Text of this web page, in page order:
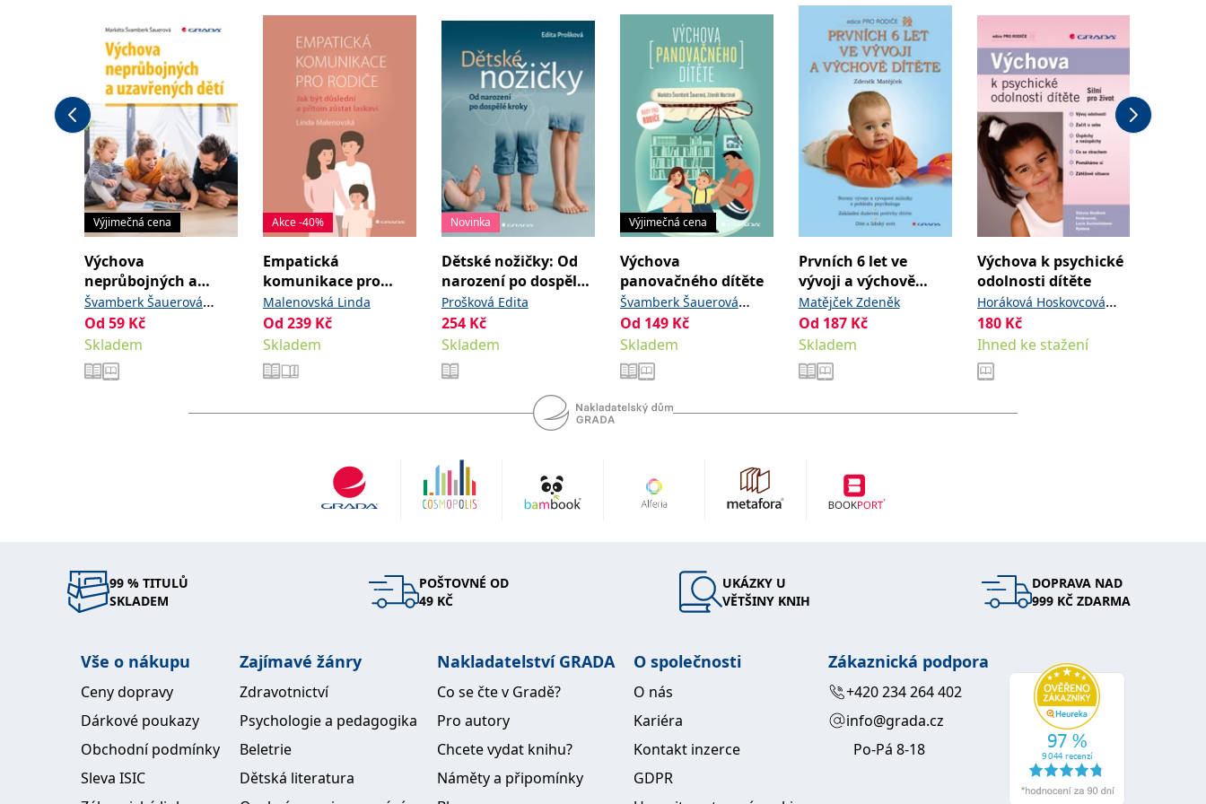
Výjimečná cena
Výchova
neprůbojných a
uzavřených dětí
Švamberk Šauerová
Markéta
Od 59 Kč
Skladem
Akce -40%
Empatická
komunikace pro
rodiče
Malenovská Linda
Od 239 Kč
Skladem
Novinka
Dětské nožičky: Od
narození po dospělé
kroky
Prošková Edita
254 Kč
Skladem
Výjimečná cena
Výchova
panovačného dítěte
Švamberk Šauerová
Markéta ,Martínek
Zdeněk
Od 149 Kč
Skladem
Prvních 6 let ve
vývoji a výchově
dítěte
Matějček Zdeněk
Od 187 Kč
Skladem
Výchova k psychické
odolnosti dítěte
Horáková Hoskovcová
Simona,
Ryntová Lucie
180 Kč
Ihned ke stažení
99 % TITULŮ
SKLADEM
POŠTOVNÉ OD
49 KČ
UKÁZKY U
VĚTŠINY KNIH
DOPRAVA NAD
999 KČ ZDARMA
Vše o nákupu
Ceny dopravy
Dárkové poukazy
Obchodní podmínky
Sleva ISIC
Zajímavé žánry
Zdravotnictví
Psychologie a pedagogika
Beletrie
Dětská literatura
Nakladatelství GRADA
Co se čte v Gradě?
Pro autory
Chcete vydat knihu?
Náměty a připomínky
O společnosti
O nás
Kariéra
Kontakt inzerce
GDPR
Zákaznická podpora
+420 234 264 402
info@grada.cz
Po-Pá 8-18